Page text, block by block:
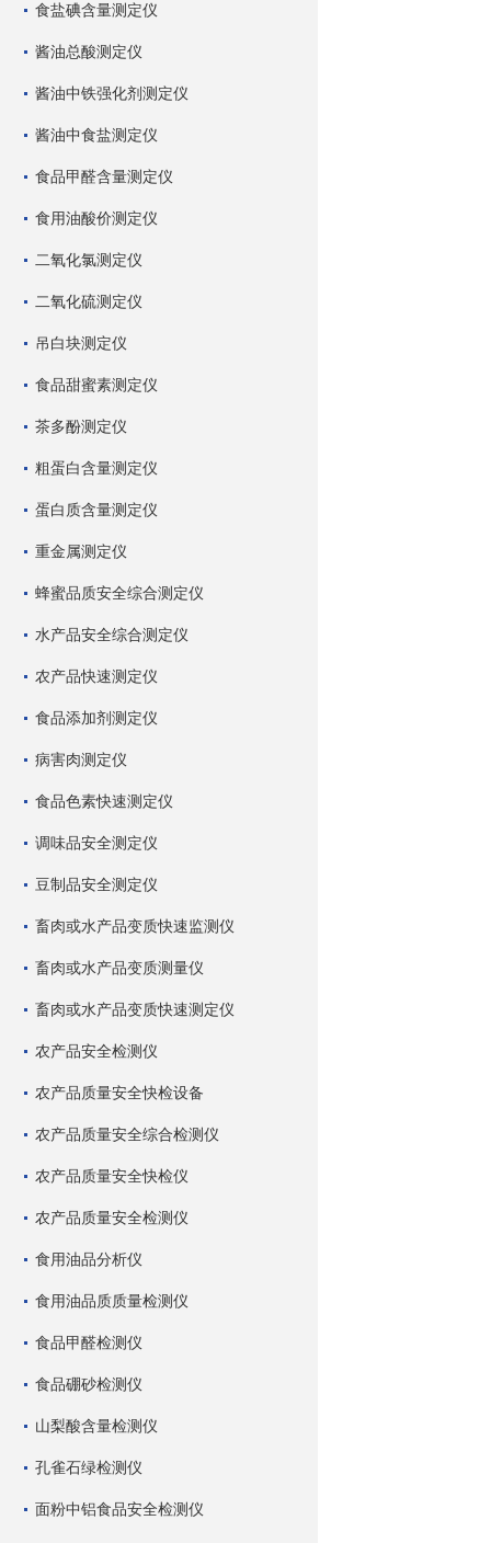
食盐碘含量测定仪
酱油总酸测定仪
酱油中铁强化剂测定仪
酱油中食盐测定仪
食品甲醛含量测定仪
食用油酸价测定仪
二氧化氯测定仪
二氧化硫测定仪
吊白块测定仪
食品甜蜜素测定仪
茶多酚测定仪
粗蛋白含量测定仪
蛋白质含量测定仪
重金属测定仪
蜂蜜品质安全综合测定仪
水产品安全综合测定仪
农产品快速测定仪
食品添加剂测定仪
病害肉测定仪
食品色素快速测定仪
调味品安全测定仪
豆制品安全测定仪
畜肉或水产品变质快速监测仪
畜肉或水产品变质测量仪
畜肉或水产品变质快速测定仪
农产品安全检测仪
农产品质量安全快检设备
农产品质量安全综合检测仪
农产品质量安全快检仪
农产品质量安全检测仪
食用油品分析仪
食用油品质质量检测仪
食品甲醛检测仪
食品硼砂检测仪
山梨酸含量检测仪
孔雀石绿检测仪
面粉中铝食品安全检测仪